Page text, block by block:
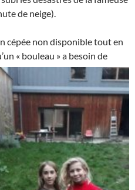
de neige).
cépée non disponible tout en
« bouleau » a besoin de